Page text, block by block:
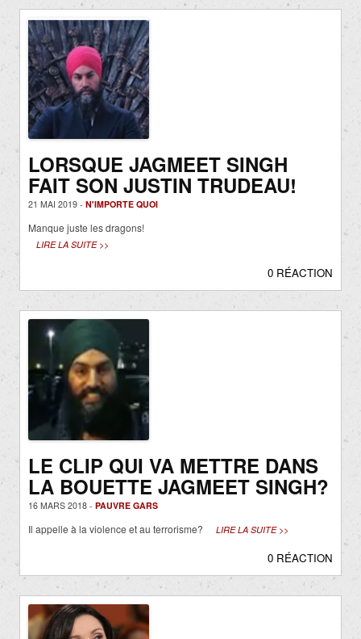
LORSQUE JAGMEET SINGH
FAIT SON JUSTIN TRUDEAU!
21 MAI 2019 - N'IMPORTE QUOI
Manque juste les dragons!
LIRE LA SUITE >>
0 RÉACTION
LE CLIP QUI VA METTRE DANS
LA BOUETTE JAGMEET SINGH?
16 MARS 2018 - PAUVRE GARS
Il appelle à la violence et au terrorisme? LIRE LA SUITE >>
0 RÉACTION